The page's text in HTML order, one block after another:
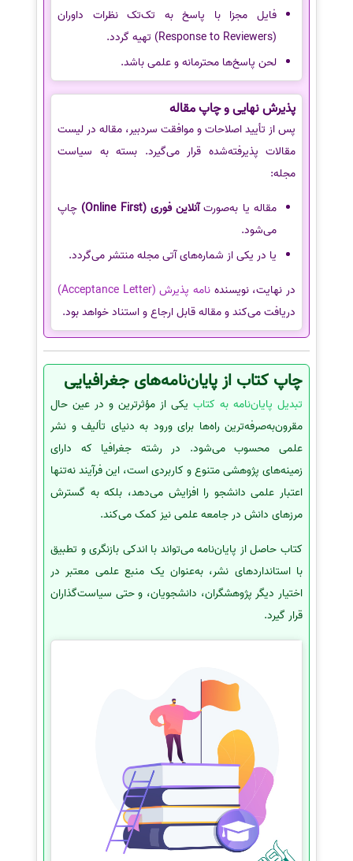
فایل مجزا با پاسخ به تک‌تک نظرات داوران
(Response to Reviewers) تهیه گردد.
لحن پاسخ‌ها محترمانه و علمی باشد.
پذیرش نهایی و چاپ مقاله
پس از تأیید اصلاحات و موافقت سردبیر، مقاله در لیست
مقالات پذیرفته‌شده قرار می‌گیرد. بسته به سیاست
مجله:
مقاله یا به‌صورتآنلاین فوری (Online First)
چاپ
می‌شود.
یا در یکی از شماره‌های آتی مجله منتشر می‌گردد.
در نهایت، نویسنده نامه پذیرش (Acceptance Letter)
دریافت می‌کند و مقاله قابل ارجاع و استناد خواهد بود.
چاپ کتاب از پایان‌نامه‌های جغرافیایی
تبدیل پایان‌نامه به کتاب یکی از مؤثرترین و در عین حال
مقرون‌به‌صرفه‌ترین راه‌ها برای ورود به دنیای تألیف و نشر
علمی محسوب می‌شود. در رشته جغرافیا که دارای
زمینه‌های پژوهشی متنوع و کاربردی است، این فرآیند نه‌تنها
اعتبار علمی دانشجو را افزایش می‌دهد، بلکه به گسترش
مرزهای دانش در جامعه علمی نیز کمک می‌کند.
کتاب حاصل از پایان‌نامه می‌تواند با اندکی بازنگری و تطبیق
با استانداردهای نشر، به‌عنوان یک منبع علمی معتبر در
اختیار دیگر پژوهشگران، دانشجویان، و حتی سیاست‌گذاران
قرار گیرد.